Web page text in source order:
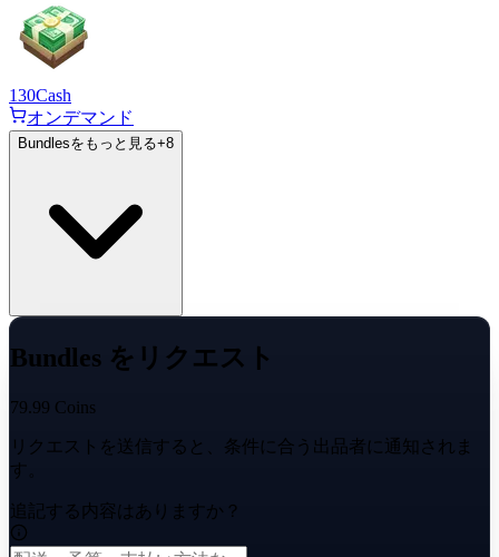
130Cash
オンデマンド
Bundlesをもっと見る+8
Bundles をリクエスト
79.99 Coins
リクエストを送信すると、条件に合う出品者に通知されま
す。
追記する内容はありますか？